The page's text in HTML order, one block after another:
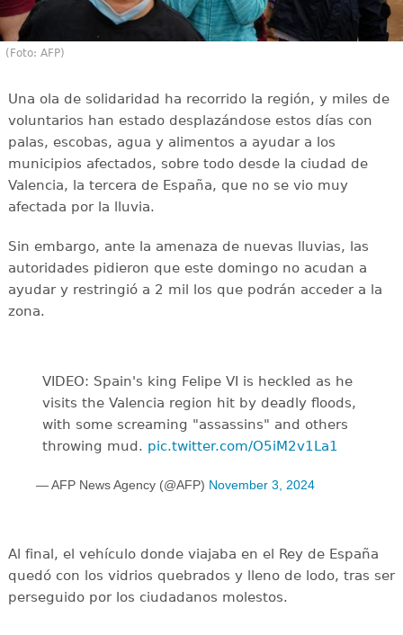
(Foto: AFP)
Una ola de solidaridad ha recorrido la región, y miles de
voluntarios han estado desplazándose estos días con
palas, escobas, agua y alimentos a ayudar a los
municipios afectados, sobre todo desde la ciudad de
Valencia, la tercera de España, que no se vio muy
afectada por la lluvia.
Sin embargo, ante la amenaza de nuevas lluvias, las
autoridades pidieron que este domingo no acudan a
ayudar y restringió a 2 mil los que podrán acceder a la
zona.
VIDEO: Spain's king Felipe VI is heckled as he
visits the Valencia region hit by deadly floods,
with some screaming "assassins" and others
throwing mud. pic.twitter.com/O5iM2v1La1
— AFP News Agency (@AFP) November 3, 2024
Al final, el vehículo donde viajaba en el Rey de España
quedó con los vidrios quebrados y lleno de lodo, tras ser
perseguido por los ciudadanos molestos.